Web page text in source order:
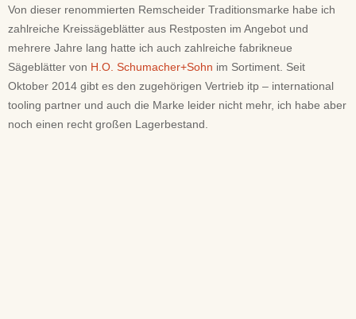
Von dieser renommierten Remscheider Traditionsmarke habe ich
zahlreiche Kreissägeblätter aus Restposten im Angebot und
mehrere Jahre lang hatte ich auch zahlreiche fabrikneue
Sägeblätter von H.O. Schumacher+Sohn im Sortiment. Seit
Oktober 2014 gibt es den zugehörigen Vertrieb itp – international
tooling partner und auch die Marke leider nicht mehr, ich habe aber
noch einen recht großen Lagerbestand.